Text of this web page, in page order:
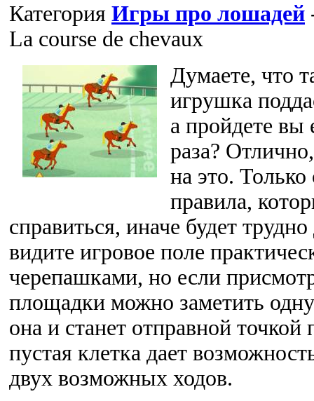
Категория Игры про лошадей
La course de chevaux
Думаете, что
игрушка
а пройдете вы
раза?
на это. Только
правила,
справиться, иначе будет
видите игровое поле
черепашками, но если
площадки можно заметить
она и станет отправной
пустая клетка дает
двух возможных ходов.